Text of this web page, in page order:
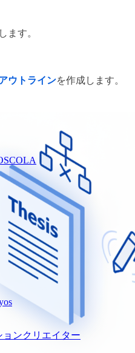
ンクリエイター
ます。
ウトラインを作成します。